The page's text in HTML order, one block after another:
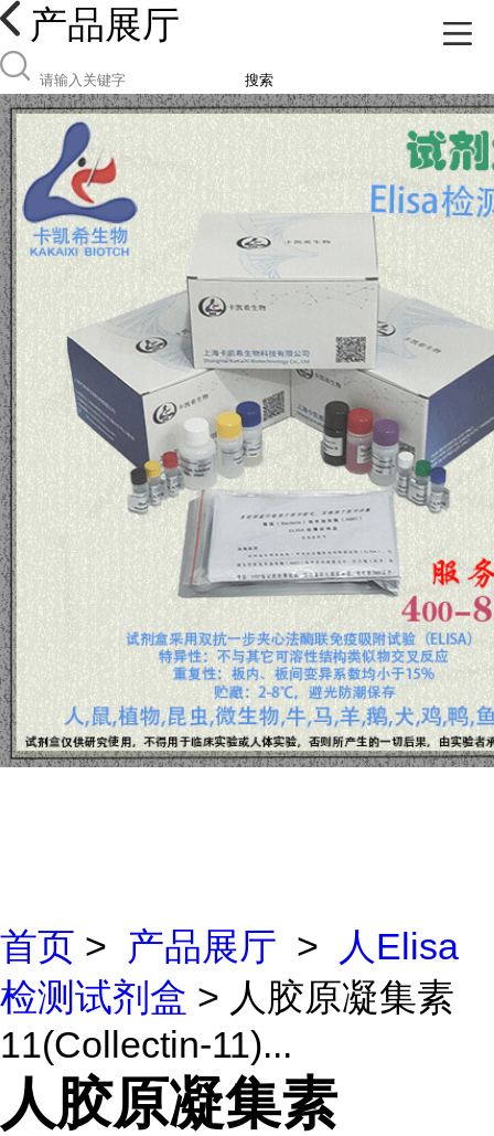
产品展厅
搜索
首页 > 产品展厅 >
人Elisa
检测试剂盒 > 人胶原凝集素
11(Collectin-11)...
人胶原凝集素